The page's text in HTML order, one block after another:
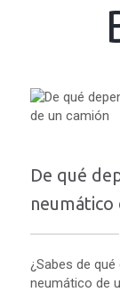
De qué
neumático
¿Sabes de qué
neumático de